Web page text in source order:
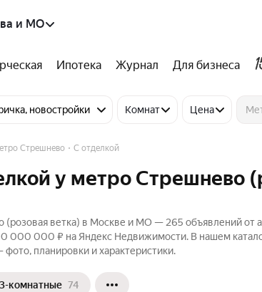
и МО
Ипотека Журнал Для бизнеса
новостройки Комнат Цена
Стрешнево С отделкой
у метро Стрешнево
ветка) в Москве и МО — 265 объявлений от
000 000 ₽ на Яндекс Недвижимости. В нашем
планировки и характеристики.
3-комнатные 74